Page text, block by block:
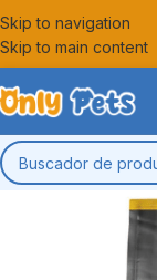
Skip to navigation
Skip to main content